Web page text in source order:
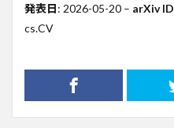
発表日: 2026-05-20 – arXiv ID
cs.CV